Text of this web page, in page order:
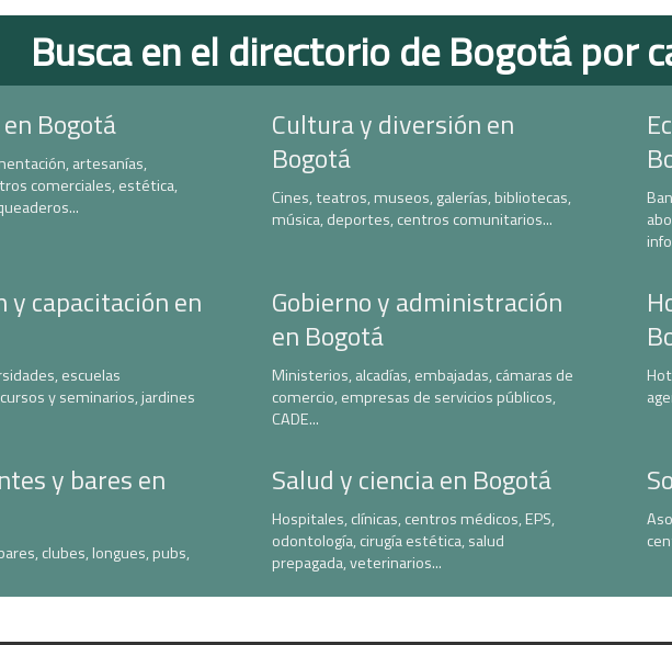
Busca en el directorio de Bogotá por
Bogotá
artesanías,
comerciales, estética,
Cultura y diversión en
Bogotá
Cines, teatros, museos, galerías, bibliotecas,
música, deportes, centros comunitarios...
y capacitación en
escuelas
y seminarios, jardines
Gobierno y administración
en Bogotá
Ministerios, alcadías, embajadas, cámaras de
comercio, empresas de servicios públicos,
CADE...
y bares en
clubes, longues, pubs,
Salud y ciencia en Bogotá
Hospitales, clínicas, centros médicos, EPS,
odontología, cirugía estética, salud
prepagada, veterinarios...